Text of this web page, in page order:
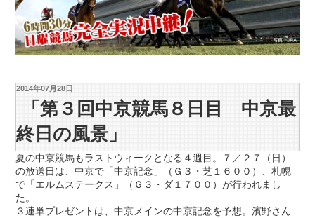
2014年07月28日
「第３回中京競馬８日目 中京最
終日の風景」
夏の中京競馬もラストウィークとなる４週目。７／２７（日）
の放送日は、中京で「中京記念」（Ｇ３・芝１６００）、札幌
で「エルムステークス」（Ｇ３・ダ１７００）が行われまし
た。
３連単プレゼントは、中京メインの中京記念を予想。濱野さん